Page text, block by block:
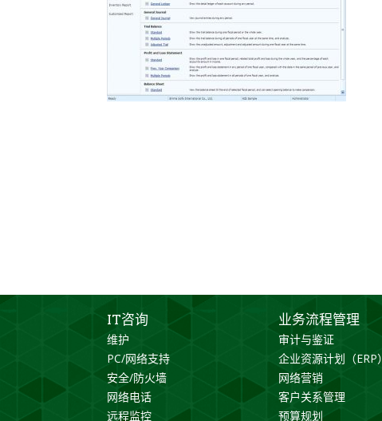
IT咨询
维护
PC/网络支持
安全/防火墙
网络电话
远程监控
业务流程管理
审计与鉴证
企业资源计划（ERP）
网络营销
客户关系管理
预算规划